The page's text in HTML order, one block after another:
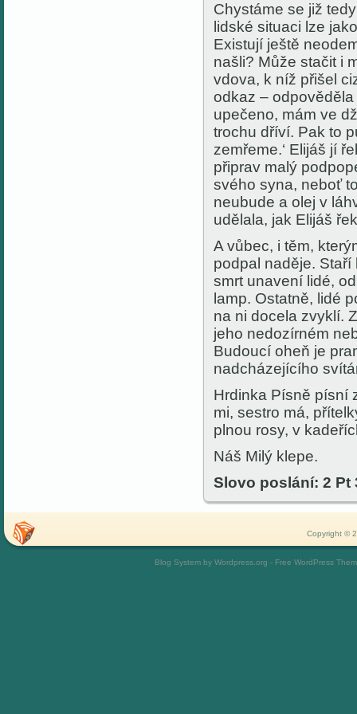
Chystáme se již
lidské situaci lze
Existují ještě
našli? Může stačit i
vdova, k níž přišel
odkaz – odpověděla
upečeno, mám ve
trochu dříví. Pak to
zemřeme.‘ Elijáš jí
připrav malý
svého syna, neboť
neubude a olej v
udělala, jak Elijáš
A vůbec, i těm,
podpal naděje.
smrt unavení lidé,
lamp. Ostatně, lidé
na ni docela zvyklí.
jeho nedozírném
Budoucí oheň je
nadcházejícího
Hrdinka Písně písní
mi, sestro má,
plnou rosy, v
Náš Milý klepe.
Slovo poslání: 2 Pt
Copyright ©
Blog System by Wordpress.org - Free WordPress